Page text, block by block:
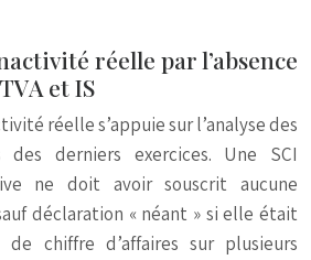
réelle par l’absence
et IS
réelle s’appuie sur l’analyse des
des derniers exercices. Une SCI
ne doit avoir souscrit aucune
déclaration « néant » si elle était
de chiffre d’affaires sur plusieurs